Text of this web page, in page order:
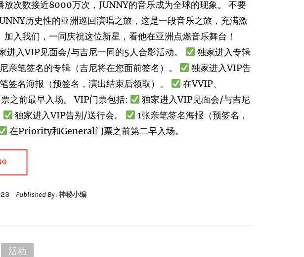
放次数接近8000万次，JUNNY的音乐成为全球的现象。 不要
历史性的亚洲巡回演唱之旅，这是一段音乐之旅，充满激
入我们，一同庆祝这位新星，看他在亚洲点燃音乐舞台！
进入VIP见面会/与吉尼一同的5人合影活动。
独家进入专辑
亲笔签名的专辑（吉尼将在您面前签名）。
独家进入VIP告
签名海报（预签名，演出结束后领取）。
在VVIP、
之前最早入场。 VIP门票包括:
独家进入VIP见面会/与吉尼
独家进入VIP告别/送行会。
1张亲笔签名海报（预签名，
在Priority和General门票之前第二早入场。
Published By :神秘小编
活动